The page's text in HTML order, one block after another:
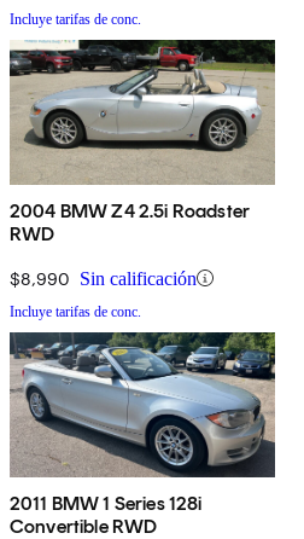
Incluye tarifas de conc.
2004 BMW Z4 2.5i Roadster
RWD
$8,990 Sin calificación
Incluye tarifas de conc.
2011 BMW 1 Series 128i
Convertible RWD